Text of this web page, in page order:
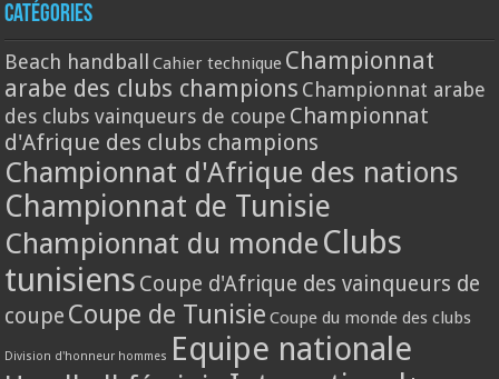
Catégories
Beach handball Cahier technique Championnat
arabe des clubs champions Championnat arabe
des clubs vainqueurs de coupe Championnat
d'Afrique des clubs champions
Championnat d'Afrique des nations
Championnat de Tunisie
Championnat du monde Clubs
tunisiens Coupe d'Afrique des vainqueurs de
coupe Coupe de Tunisie Coupe du monde des clubs
Division d'honneur hommes Equipe nationale